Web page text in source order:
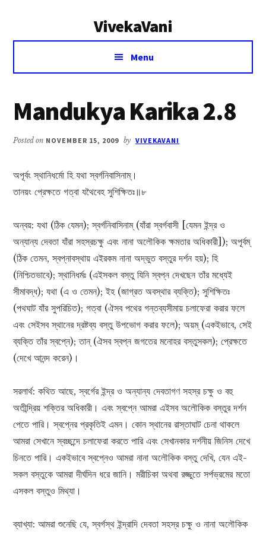
VivekaVani
Voice
Vivekananda
Menu
Mandukya Karika 2.8
Posted on NOVEMBER 15, 2009 by VIVEKAVANI
অপূর্বং স্থানিধর্মো হি যথা স্বর্গনিবাসিনাম্।
তানয়ং প্রেক্ষতে গত্বা যথৈবেহ সুশিক্ষিতঃ॥৮
অন্বয়: যথা (ঠিক যেমন); স্বর্গনিবাসিনাম্ (যাঁরা স্বর্গবাসী [যেমন ইন্দ্র ও
অন্যান্য দেবতা যাঁরা সহস্রচক্ষু এবং নানা অলৌকিক ক্ষমতার অধিকারী]); অপূর্বম্
(ঠিক তেমন, স্বপ্নাবস্থায় এইরকম নানা অদ্ভুত বস্তুর দর্শন হয়); হি
(নিশ্চিতভাবে); স্থানিধর্মঃ (এইসকল বস্তু যিনি স্বপ্ন দেখছেন তাঁর মধ্যেই
সীমাবদ্ধ); যথা (এ ও তেমন); ইহ (জাগ্রত অবস্থার ব্যক্তি); সুশিক্ষিতঃ
(পথঘাট যাঁর সুপরিচিত); গত্বা (ঐসব পথের গন্তব্যসীমায় চলাফেরা করার ফলে
এবং সেইসব স্থানের দ্রষ্টব্য বস্তু উপভোগ করার ফলে); অয়ম্ (একইভাবে, সেই
ব্যক্তি তাঁর স্বপ্নে); তান্ (ঐসব স্বপ্ন জগতের মনোহর বস্তুসকল); প্রেক্ষতে
(দেখে আনন্দ করেন)।
সরলার্থ: কথিত আছে, স্বর্গের ইন্দ্র ও অন্যান্য দেবতাগণ সহস্র চক্ষু ও বহু
অতীন্দ্রিয় শক্তির অধিকারী। এবং স্বপ্নে আমরা এইসব অলৌকিক বস্তুর দর্শন
পেতে পারি। স্বপ্নের প্রকৃতিই এমন। কোন স্থানের রাস্তাঘাট চেনা থাকলে
আমরা সেখানে স্বচ্ছন্দে চলাফেরা করতে পারি এবং সেখানকার দর্শনীয় জিনিস দেখে
চিনতে পারি। একইভাবে স্বপ্নেও আমরা নানা অলৌকিক বস্তু দেখি, যেন এই-
সকল বস্তুকে আমরা দীর্ঘদিন ধরে জানি। মরীচিকা অথবা রজ্জুতে সর্পভ্রমের মতো
এসকল বস্তুও মিথ্যা।
ব্যাখ্যা: আমরা শুনেছি যে, স্বর্গস্থ ইন্দ্রাদি দেবতা সহস্র চক্ষু ও নানা অলৌকিক